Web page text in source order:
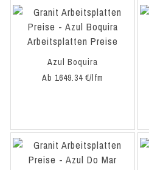
Azul Boquira
Ab 1649.34 €/lfm